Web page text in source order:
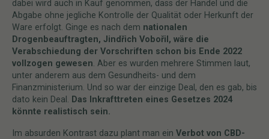
dabei wird auch in Kauf genommen, dass der Handel und die
Abgabe ohne jegliche Kontrolle der Qualität oder Herkunft der
Ware erfolgt. Ginge es nach dem nationalen
Drogenbeauftragten, Jindřich Vobořil, wäre die
Verabschiedung der Vorschriften schon bis Ende 2022
vollzogen gewesen. Aber es wurden mehrere Stimmen laut,
unter anderem aus dem Gesundheits- und dem
Finanzministerium. Und so war der einzige Deal, den es gab, bis
dato kein Deal. Das Inkrafttreten eines Gesetzes 2024
könnte realistisch sein.
Im absurden Kontrast dazu plant man ein Verbot von CBD-